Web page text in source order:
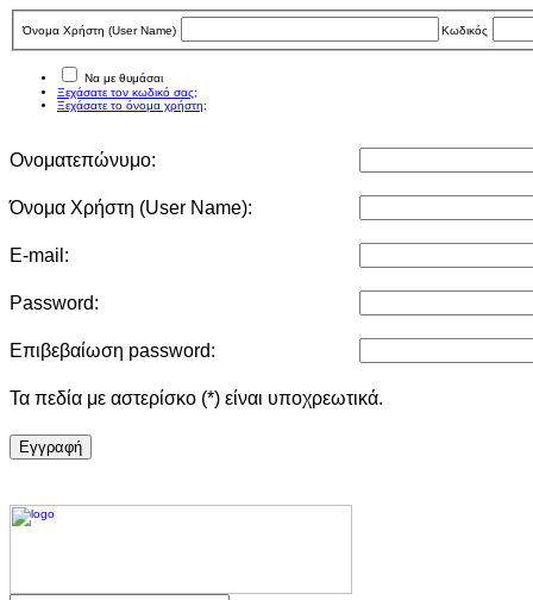
Όνομα Χρήστη (User Νame) Κωδικός
Να με θυμάσαι
Ξεχάσατε τον κωδικό σας;
Ξεχάσατε το όνομα χρήστη;
Ονοματεπώνυμο:
Όνομα Χρήστη (User Νame):
E-mail:
Password:
Επιβεβαίωση password:
Τα πεδία με αστερίσκο (*) είναι υποχρεωτικά.
Eγγραφή